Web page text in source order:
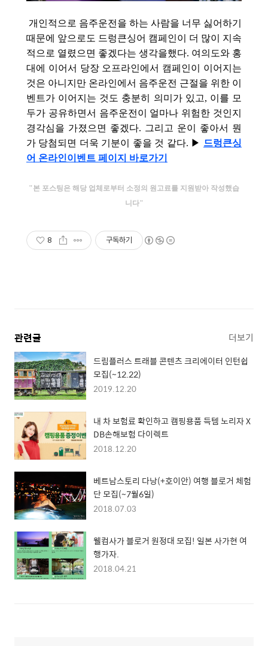
개인적으로 음주운전을 하는 사람을 너무 싫어하기
때문에 앞으로도 드렁큰싱어 캠페인이 더 많이 지속
적으로 열렸으면 좋겠다는 생각을했다. 여의도와 홍
대에 이어서 당장 오프라인에서 캠페인이 이어지는
것은 아니지만 온라인에서 음주운전 근절을 위한 이
벤트가 이어지는 것도 충분히 의미가 있고, 이를 모
두가 공유하면서 음주운전이 얼마나 위험한 것인지
경각심을 가졌으면 좋겠다. 그리고 운이 좋아서 뭔
가 당첨되면 더욱 기분이 좋을 것 같다. ▶ 드렁큰싱
어 온라인이벤트 페이지 바로가기
"본 포스팅은 해당 업체로부터 소정의 원고료를 지원받아 작성했습
니다"
8 구독하기
관련글 더보기
드림플러스 트래블 콘텐츠 크리에이터 인턴쉽
모집(~12.22)
2019.12.20
내 차 보험료 확인하고 캠핑용품 득템 노리자 X
DB손해보험 다이렉트
2018.12.20
베트남스토리 다낭(+호이안) 여행 블로거 체험
단 모집(~7월6일)
2018.07.03
웰컴사가 블로거 원정대 모집! 일본 사가현 여
행가자.
2018.04.21